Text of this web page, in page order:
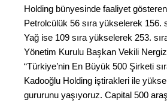
Holding bünyesinde faaliyet
Petrolcülük 56 sıra yükselerek 156.
Yağ ise 109 sıra yükselerek 253.
Yönetim Kurulu Başkan Vekili
“Türkiye’nin En Büyük 500 Şirketi
Kadooğlu Holding iştirakleri ile
gururunu yaşıyoruz. Capital 500